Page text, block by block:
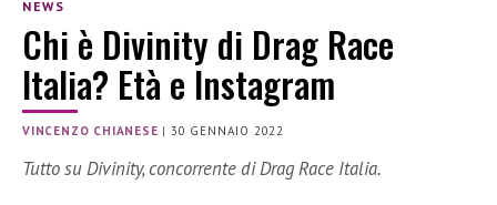
NEWS
Chi è Divinity di Drag Race
Italia? Età e Instagram
VINCENZO CHIANESE |30 GENNAIO 2022
Tutto su Divinity, concorrente di Drag Race Italia.